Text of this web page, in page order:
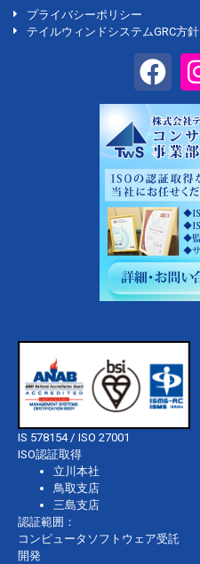
プライバシーポリシー
テイルウィンドシステムGRC方針
IS 578154 / ISO 27001
ISO認証取得
立川本社
鳥取支店
三島支店
認証範囲：
コンピュータソフトウェア受託
開発